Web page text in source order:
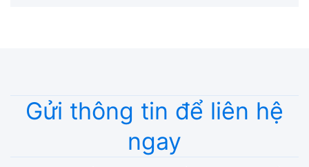
Gửi thông tin để liên hệ
ngay